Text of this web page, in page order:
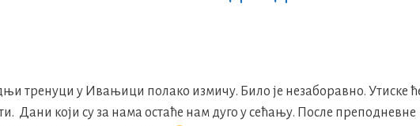
тренуци у Ивањици полако измичу. Било је незаборавно. Утиске
Дани који су за нама остаће нам дуго у сећању. После преподневне